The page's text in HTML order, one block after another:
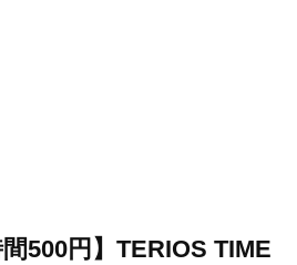
500円】TERIOS TIME